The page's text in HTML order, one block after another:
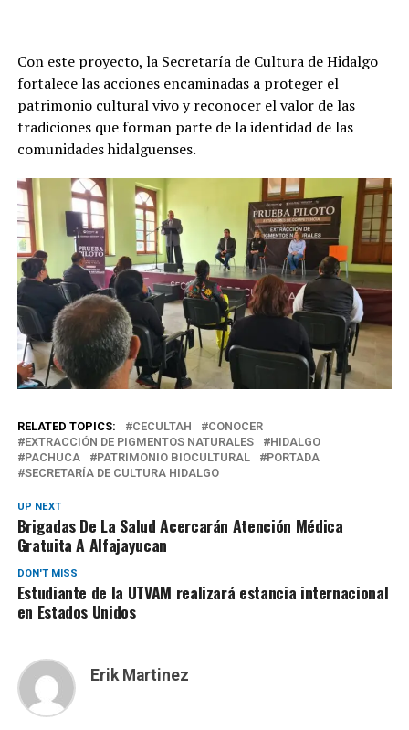
Con este proyecto, la Secretaría de Cultura de Hidalgo
fortalece las acciones encaminadas a proteger el
patrimonio cultural vivo y reconocer el valor de las
tradiciones que forman parte de la identidad de las
comunidades hidalguenses.
RELATED TOPICS: CECULTAH
CONOCER
EXTRACCIÓN DE PIGMENTOS NATURALES
HIDALGO
PACHUCA
PATRIMONIO BIOCULTURAL
PORTADA
SECRETARÍA DE CULTURA HIDALGO
UP NEXT
Brigadas De La Salud Acercarán Atención Médica
Gratuita A Alfajayucan
DON'T MISS
Estudiante de la UTVAM realizará estancia internacional
en Estados Unidos
Erik Martinez